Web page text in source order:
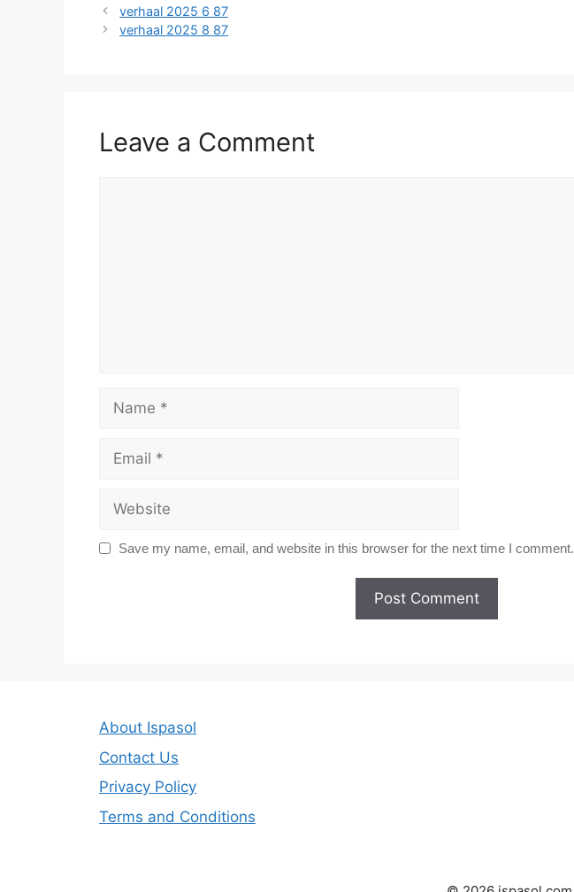
verhaal 2025 6 87
verhaal 2025 8 87
Leave a Comment
Save my name, email, and website in this browser for the next time I comment.
About Ispasol
Contact Us
Privacy Policy
Terms and Conditions